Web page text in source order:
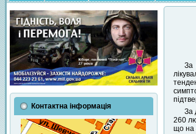
Контактна інформація
За
За
260
що на